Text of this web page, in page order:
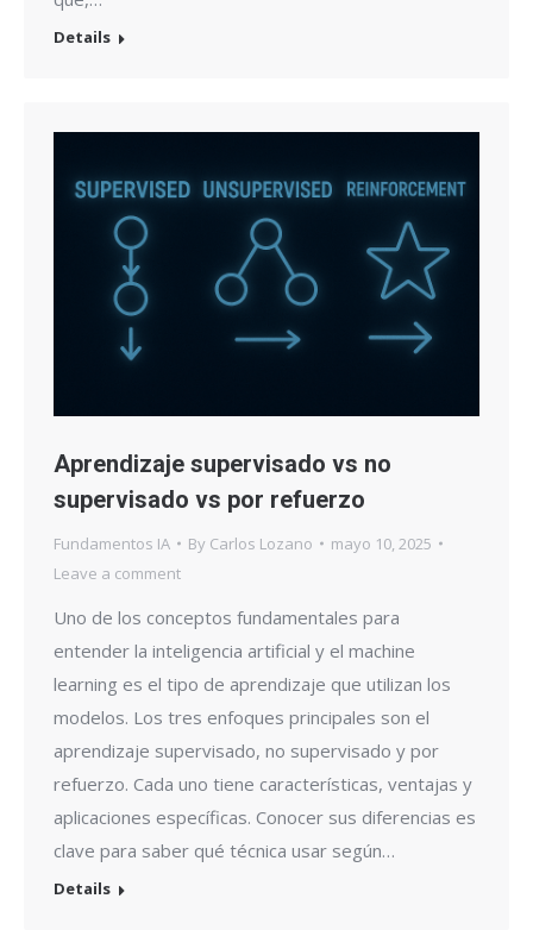
Details
Aprendizaje supervisado vs no
supervisado vs por refuerzo
Fundamentos IA By Carlos Lozano
mayo 10, 2025
Leave a comment
Uno de los conceptos fundamentales para
entender la inteligencia artificial y el machine
learning es el tipo de aprendizaje que utilizan los
modelos. Los tres enfoques principales son el
aprendizaje supervisado, no supervisado y por
refuerzo. Cada uno tiene características, ventajas y
aplicaciones específicas. Conocer sus diferencias es
clave para saber qué técnica usar según…
Details